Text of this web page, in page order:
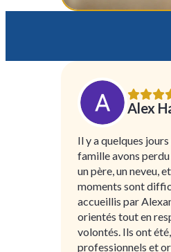
Alex
Il y a quelques
famille avons
un père, un neveu,
moments sont
accueillis par
orientés tout en
volontés. Ils ont
professionnels et